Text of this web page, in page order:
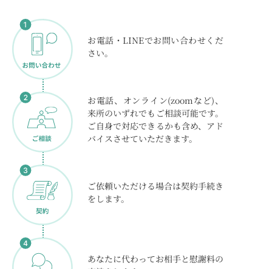
お電話・LINEでお問い合わせくだ
さい。
お電話、オンライン(zoomなど)、
来所のいずれでもご相談可能です。
ご自身で対応できるかも含め、アド
バイスさせていただきます。
ご依頼いただける場合は契約手続き
をします。
あなたに代わってお相手と慰謝料の